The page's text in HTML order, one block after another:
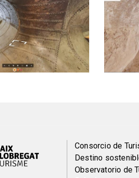
Menú
del
Consorcio de
Destino
Observatorio de